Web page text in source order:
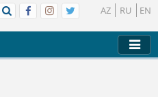
AZ RU EN